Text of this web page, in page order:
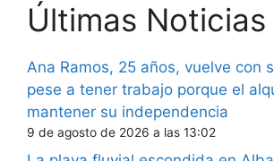
Últimas Noticias
Ana Ramos, 25 años, vuelve con
pese a tener trabajo porque el
mantener su independencia
9 de agosto de 2026 a las 13:02